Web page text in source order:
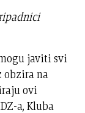
javiti svi
obzira na
ovi
a, Kluba